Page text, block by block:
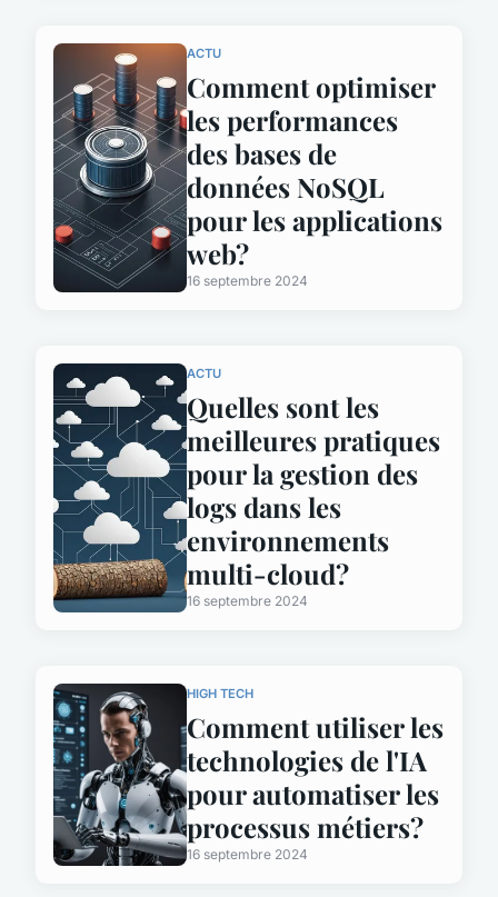
ACTU
Comment optimiser
les performances
des bases de
données NoSQL
pour les applications
web?
16 septembre 2024
ACTU
Quelles sont les
meilleures pratiques
pour la gestion des
logs dans les
environnements
multi-cloud?
16 septembre 2024
HIGH TECH
Comment utiliser les
technologies de l'IA
pour automatiser les
processus métiers?
16 septembre 2024